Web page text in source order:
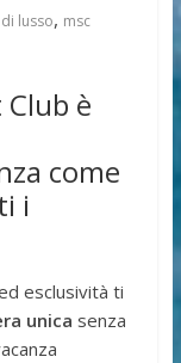
lusso, msc
Club è
come
i
esclusività ti
unica senza